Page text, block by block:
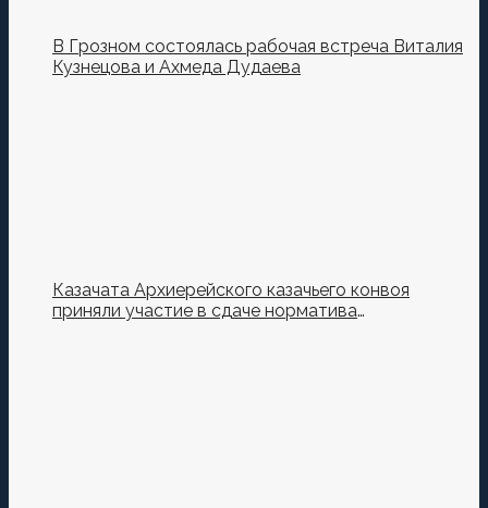
В Грозном состоялась рабочая встреча Виталия
Кузнецова и Ахмеда Дудаева
Казачата Архиерейского казачьего конвоя
приняли участие в сдаче норматива